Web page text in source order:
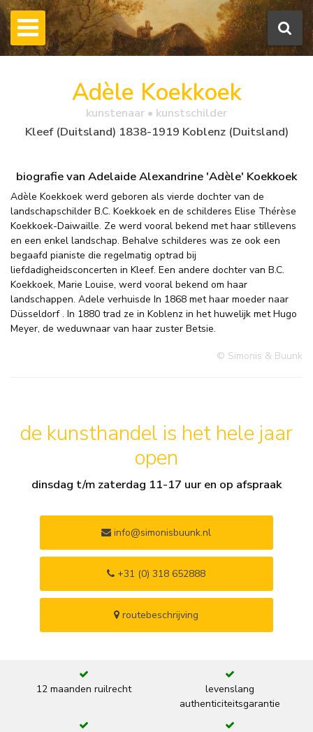
Adèle Koekkoek
kunstenaar • kunstschilder
Kleef (Duitsland) 1838-1919 Koblenz (Duitsland)
biografie van Adelaide Alexandrine 'Adèle' Koekkoek
Adèle Koekkoek werd geboren als vierde dochter van de
landschapschilder B.C. Koekkoek en de schilderes Elise Thérèse
Koekkoek-Daiwaille. Ze werd vooral bekend met haar stillevens
en een enkel landschap. Behalve schilderes was ze ook een
begaafd pianiste die regelmatig optrad bij
liefdadigheidsconcerten in Kleef. Een andere dochter van B.C.
Koekkoek, Marie Louise, werd vooral bekend om haar
landschappen. Adele verhuisde In 1868 met haar moeder naar
Düsseldorf . In 1880 trad ze in Koblenz in het huwelijk met Hugo
Meyer, de weduwnaar van haar zuster Betsie.
© Simonis & Buunk
de kunsthandel is het hele jaar
open
dinsdag t/m zaterdag 11-17 uur en op afspraak
info@simonisbuunk.nl
+31 (0) 318 652888
routebeschrijving
12 maanden ruilrecht
levenslang
authenticiteitsgarantie